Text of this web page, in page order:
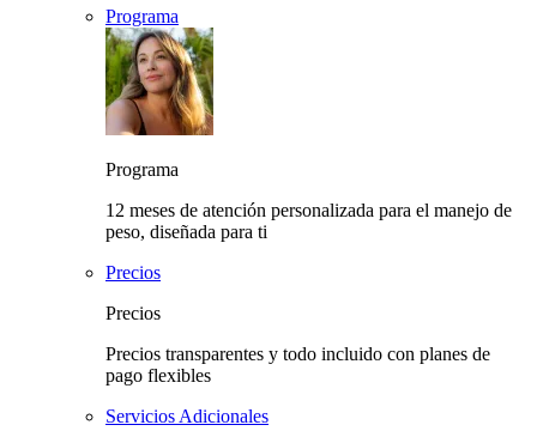
Programa
Programa
12 meses de atención personalizada para el manejo de
peso, diseñada para ti
Precios
Precios
Precios transparentes y todo incluido con planes de
pago flexibles
Servicios Adicionales